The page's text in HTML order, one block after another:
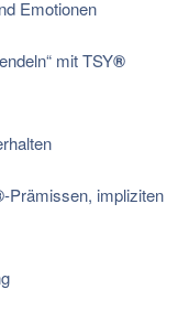
Emotionen
mit TSY®
-Prämissen, impliziten